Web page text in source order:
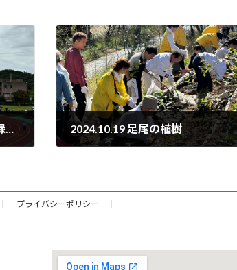
2024.10.10 足利LC小学校陸上競技記録会開催 2024.10.19 足尾の植樹
プライバシーポリシー